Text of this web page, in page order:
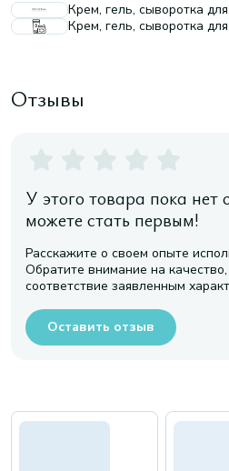
Крем, гель, сыворотка
Крем, гель, сыворотка
Отзывы
У этого товара пока нет
можете стать первым!
Расскажите о своем опыте
Обратите внимание на
соответствие заявленным
Оставить отзыв